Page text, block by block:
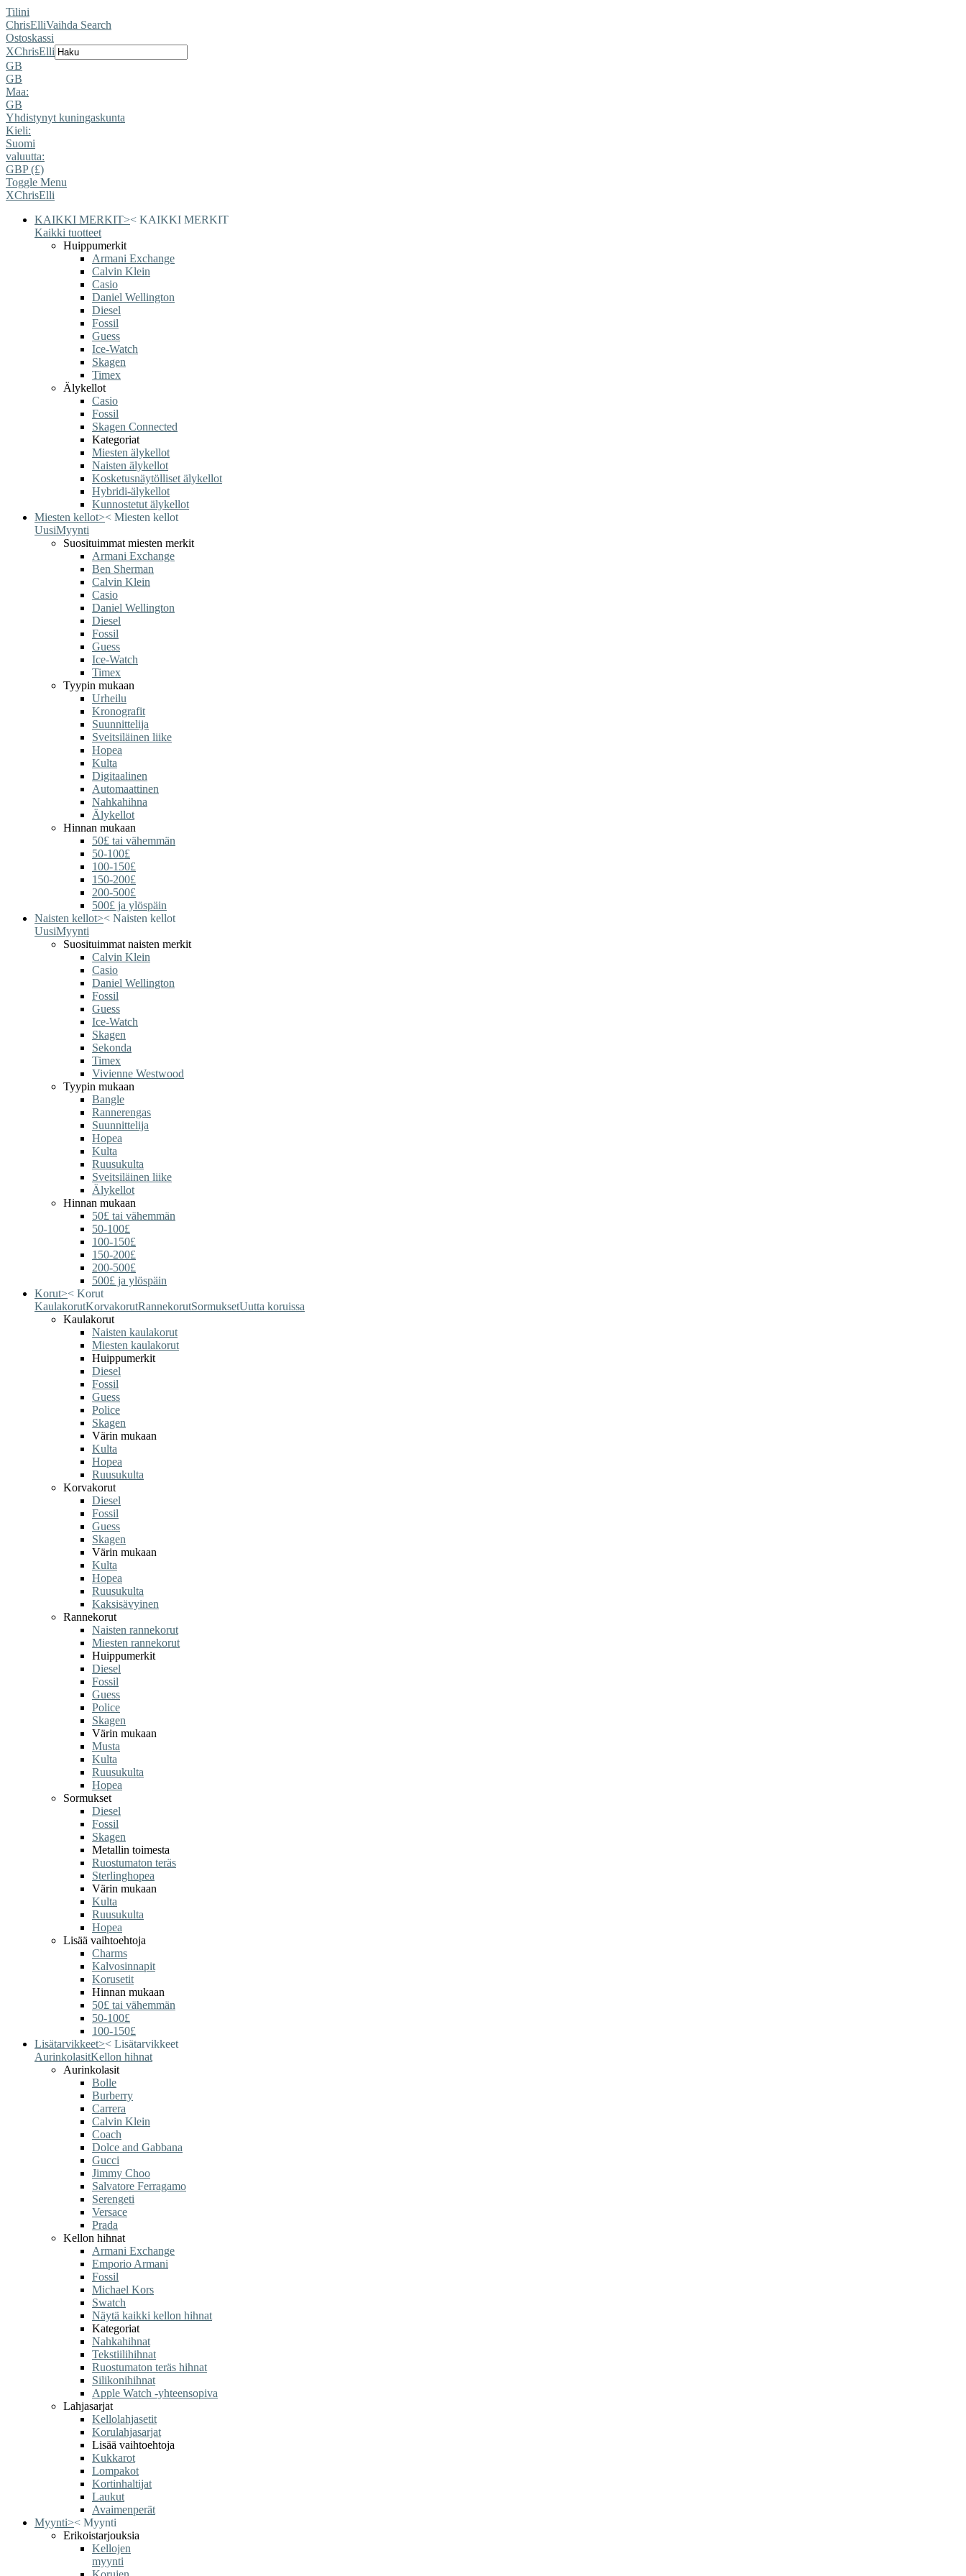
Tilini
ChrisElliVaihda Search
Ostoskassi
XChrisElli
GB
GB
Maa:
GB
Yhdistynyt kuningaskunta
Kieli:
Suomi
valuutta:
GBP (£)
Toggle Menu
XChrisElli
KAIKKI MERKIT>< KAIKKI MERKIT
Kaikki tuotteet
Huippumerkit
Armani Exchange
Calvin Klein
Casio
Daniel Wellington
Diesel
Fossil
Guess
Ice-Watch
Skagen
Timex
Älykellot
Casio
Fossil
Skagen Connected
Kategoriat
Miesten älykellot
Naisten älykellot
Kosketusnäytölliset älykellot
Hybridi-älykellot
Kunnostetut älykellot
Miesten kellot>< Miesten kellot
UusiMyynti
Suosituimmat miesten merkit
Armani Exchange
Ben Sherman
Calvin Klein
Casio
Daniel Wellington
Diesel
Fossil
Guess
Ice-Watch
Timex
Tyypin mukaan
Urheilu
Kronografit
Suunnittelija
Sveitsiläinen liike
Hopea
Kulta
Digitaalinen
Automaattinen
Nahkahihna
Älykellot
Hinnan mukaan
50£ tai vähemmän
50-100£
100-150£
150-200£
200-500£
500£ ja ylöspäin
Naisten kellot>< Naisten kellot
UusiMyynti
Suosituimmat naisten merkit
Calvin Klein
Casio
Daniel Wellington
Fossil
Guess
Ice-Watch
Skagen
Sekonda
Timex
Vivienne Westwood
Tyypin mukaan
Bangle
Rannerengas
Suunnittelija
Hopea
Kulta
Ruusukulta
Sveitsiläinen liike
Älykellot
Hinnan mukaan
50£ tai vähemmän
50-100£
100-150£
150-200£
200-500£
500£ ja ylöspäin
Korut>< Korut
KaulakorutKorvakorutRannekorutSormuksetUutta koruissa
Kaulakorut
Naisten kaulakorut
Miesten kaulakorut
Huippumerkit
Diesel
Fossil
Guess
Police
Skagen
Värin mukaan
Kulta
Hopea
Ruusukulta
Korvakorut
Diesel
Fossil
Guess
Skagen
Värin mukaan
Kulta
Hopea
Ruusukulta
Kaksisävyinen
Rannekorut
Naisten rannekorut
Miesten rannekorut
Huippumerkit
Diesel
Fossil
Guess
Police
Skagen
Värin mukaan
Musta
Kulta
Ruusukulta
Hopea
Sormukset
Diesel
Fossil
Skagen
Metallin toimesta
Ruostumaton teräs
Sterlinghopea
Värin mukaan
Kulta
Ruusukulta
Hopea
Lisää vaihtoehtoja
Charms
Kalvosinnapit
Korusetit
Hinnan mukaan
50£ tai vähemmän
50-100£
100-150£
Lisätarvikkeet>< Lisätarvikkeet
AurinkolasitKellon hihnat
Aurinkolasit
Bolle
Burberry
Carrera
Calvin Klein
Coach
Dolce and Gabbana
Gucci
Jimmy Choo
Salvatore Ferragamo
Serengeti
Versace
Prada
Kellon hihnat
Armani Exchange
Emporio Armani
Fossil
Michael Kors
Swatch
Näytä kaikki kellon hihnat
Kategoriat
Nahkahihnat
Tekstiilihihnat
Ruostumaton teräs hihnat
Silikonihihnat
Apple Watch -yhteensopiva
Lahjasarjat
Kellolahjasetit
Korulahjasarjat
Lisää vaihtoehtoja
Kukkarot
Lompakot
Kortinhaltijat
Laukut
Avaimenperät
Myynti>< Myynti
Erikoistarjouksia
Kellojen
myynti